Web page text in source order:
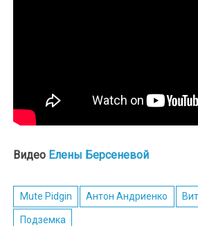
Видео Елены Берсеневой
Mute Pidgin Антон Андриенко
Подземка